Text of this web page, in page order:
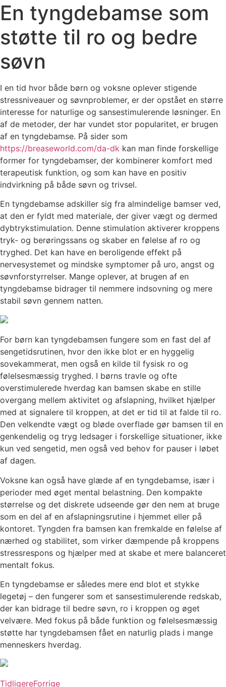
En tyngdebamse som
støtte til ro og bedre
søvn
I en tid hvor både børn og voksne oplever stigende
stressniveauer og søvnproblemer, er der opstået en større
interesse for naturlige og sansestimulerende løsninger. En
af de metoder, der har vundet stor popularitet, er brugen
af en tyngdebamse. På sider som
https://breaseworld.com/da-dk kan man finde forskellige
former for tyngdebamser, der kombinerer komfort med
terapeutisk funktion, og som kan have en positiv
indvirkning på både søvn og trivsel.
En tyngdebamse adskiller sig fra almindelige bamser ved,
at den er fyldt med materiale, der giver vægt og dermed
dybtrykstimulation. Denne stimulation aktiverer kroppens
tryk- og berøringssans og skaber en følelse af ro og
tryghed. Det kan have en beroligende effekt på
nervesystemet og mindske symptomer på uro, angst og
søvnforstyrrelser. Mange oplever, at brugen af en
tyngdebamse bidrager til nemmere indsovning og mere
stabil søvn gennem natten.
For børn kan tyngdebamsen fungere som en fast del af
sengetidsrutinen, hvor den ikke blot er en hyggelig
sovekammerat, men også en kilde til fysisk ro og
følelsesmæssig tryghed. I børns travle og ofte
overstimulerede hverdag kan bamsen skabe en stille
overgang mellem aktivitet og afslapning, hvilket hjælper
med at signalere til kroppen, at det er tid til at falde til ro.
Den velkendte vægt og bløde overflade gør bamsen til en
genkendelig og tryg ledsager i forskellige situationer, ikke
kun ved sengetid, men også ved behov for pauser i løbet
af dagen.
Voksne kan også have glæde af en tyngdebamse, især i
perioder med øget mental belastning. Den kompakte
størrelse og det diskrete udseende gør den nem at bruge
som en del af en afslapningsrutine i hjemmet eller på
kontoret. Tyngden fra bamsen kan fremkalde en følelse af
nærhed og stabilitet, som virker dæmpende på kroppens
stressrespons og hjælper med at skabe et mere balanceret
mentalt fokus.
En tyngdebamse er således mere end blot et stykke
legetøj – den fungerer som et sansestimulerende redskab,
der kan bidrage til bedre søvn, ro i kroppen og øget
velvære. Med fokus på både funktion og følelsesmæssig
støtte har tyngdebamsen fået en naturlig plads i mange
menneskers hverdag.
TidligereForrige